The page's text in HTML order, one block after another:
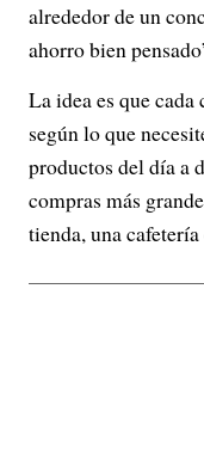
alrededor de un
ahorro bien
La idea es que
según lo que
productos del día a
compras más
tienda, una